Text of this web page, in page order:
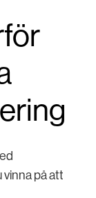
på att